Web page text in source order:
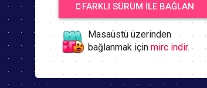
FARKLI SÜRÜM İLE BAĞLAN
Masaüstü üzerinden
bağlanmak için mirc indir.